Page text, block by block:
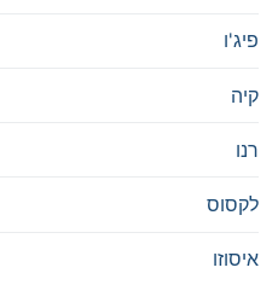
פיג'ו
קיה
רנו
לקסוס
איסוזו